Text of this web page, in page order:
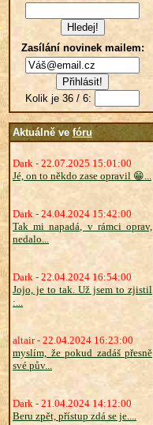
Zasílání novinek mailem:
Kolik je 36 / 6:
Aktuálně ve fóru
Dark - 22.07.2025 15:01:00
Jé, on to někdo zase opravil 😁...
Dark - 24.04.2024 15:42:00
Tak mi napadá, v rámci oprav,
nedalo...
Dark - 22.04.2024 16:54:00
Jojo, je to tak. Už jsem to zjistil
:...
altair - 22.04.2024 16:23:00
myslím, že pokud zadáš přesně
své pův...
Dark - 21.04.2024 14:12:00
Beru zpět, přístup zdá se je....